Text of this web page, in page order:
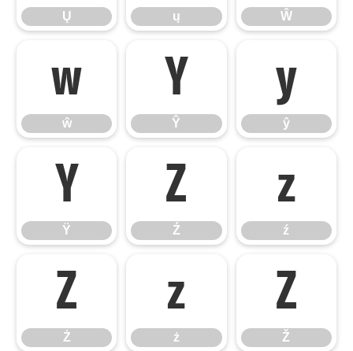
Ų ų Ŵ
ŵ
ŵ
Ŷ
Ŷ
ŷ
ŷ
Ÿ
Ÿ
Ź
Ź
ź
ź
Ż
Ż
ż
ż
Ž
Ž